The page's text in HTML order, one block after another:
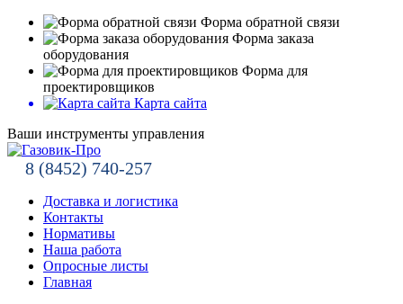
Форма обратной связи
Форма заказа
оборудования
Форма для
проектировщиков
Карта сайта
Ваши инструменты управления
8 (8452) 740-257
Доставка и логистика
Контакты
Нормативы
Наша работа
Опросные листы
Главная